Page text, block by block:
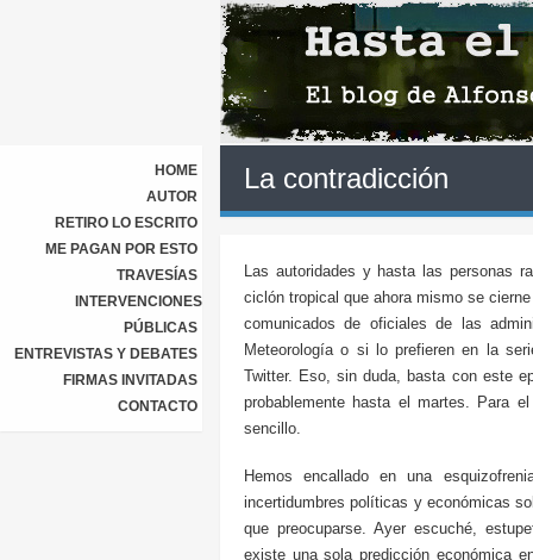
HOME
AUTOR
RETIRO LO ESCRITO
ME PAGAN POR ESTO
TRAVESÍAS
INTERVENCIONES
PÚBLICAS
ENTREVISTAS Y DEBATES
FIRMAS INVITADAS
CONTACTO
La contradicción
Las autoridades y hasta las personas
ciclón tropical que ahora mismo se
comunicados de oficiales de las
Meteorología o si lo prefieren en la
Twitter. Eso, sin duda, basta con este
probablemente hasta el martes. Para
sencillo.
Hemos encallado en una
incertidumbres políticas y económicas
que preocuparse. Ayer escuché,
existe una sola predicción económica